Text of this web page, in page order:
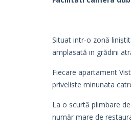
Situat intr-o zonă
amplasată in grădini
Fiecare apartament
priveliste minunata
La o scurtă plimbare
număr mare de